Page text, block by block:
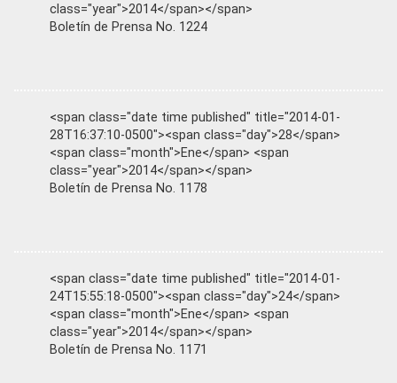
class="year">2014</span></span>
Boletín de Prensa No. 1224
<span class="date time published" title="2014-01-
28T16:37:10-0500"><span class="day">28</span>
<span class="month">Ene</span> <span
class="year">2014</span></span>
Boletín de Prensa No. 1178
<span class="date time published" title="2014-01-
24T15:55:18-0500"><span class="day">24</span>
<span class="month">Ene</span> <span
class="year">2014</span></span>
Boletín de Prensa No. 1171